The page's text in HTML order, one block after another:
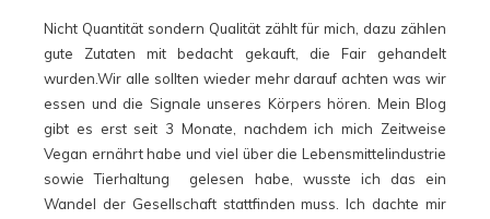
Nicht Quantität sondern Qualität zählt für mich, dazu zählen
gute Zutaten mit bedacht gekauft, die Fair gehandelt
wurden.Wir alle sollten wieder mehr darauf achten was wir
essen und die Signale unseres Körpers hören. Mein Blog
gibt es erst seit 3 Monate, nachdem ich mich Zeitweise
Vegan ernährt habe und viel über die Lebensmittelindustrie
sowie Tierhaltung gelesen habe, wusste ich das ein
Wandel der Gesellschaft stattfinden muss. Ich dachte mir